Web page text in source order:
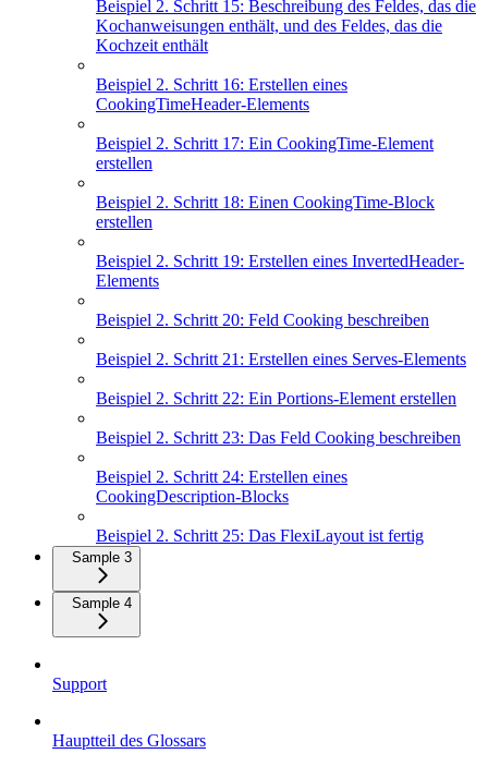
Beispiel 2. Schritt 15: Beschreibung des Feldes, das die
Kochanweisungen enthält, und des Feldes, das die
Kochzeit enthält
Beispiel 2. Schritt 16: Erstellen eines
CookingTimeHeader-Elements
Beispiel 2. Schritt 17: Ein CookingTime-Element
erstellen
Beispiel 2. Schritt 18: Einen CookingTime-Block
erstellen
Beispiel 2. Schritt 19: Erstellen eines InvertedHeader-
Elements
Beispiel 2. Schritt 20: Feld Cooking beschreiben
Beispiel 2. Schritt 21: Erstellen eines Serves-Elements
Beispiel 2. Schritt 22: Ein Portions-Element erstellen
Beispiel 2. Schritt 23: Das Feld Cooking beschreiben
Beispiel 2. Schritt 24: Erstellen eines
CookingDescription-Blocks
Beispiel 2. Schritt 25: Das FlexiLayout ist fertig
Sample 3
Sample 4
Support
Hauptteil des Glossars